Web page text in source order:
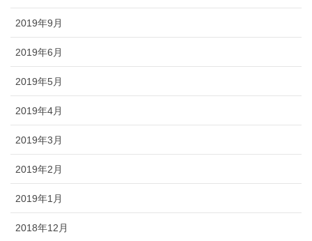
2019年9月
2019年6月
2019年5月
2019年4月
2019年3月
2019年2月
2019年1月
2018年12月